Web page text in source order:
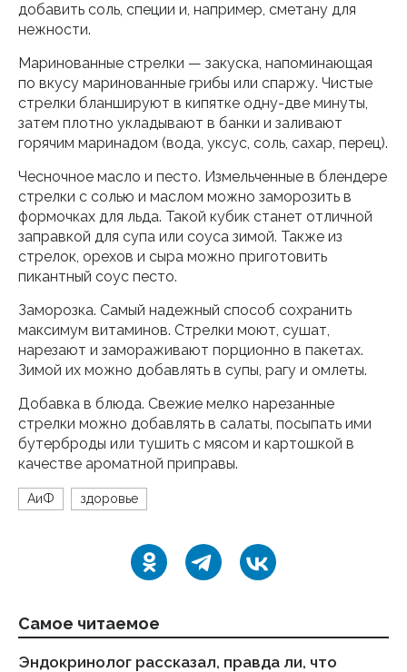
добавить соль, специи и, например, сметану для
нежности.
Маринованные стрелки — закуска, напоминающая
по вкусу маринованные грибы или спаржу. Чистые
стрелки бланшируют в кипятке одну-две минуты,
затем плотно укладывают в банки и заливают
горячим маринадом (вода, уксус, соль, сахар, перец).
Чесночное масло и песто. Измельченные в блендере
стрелки с солью и маслом можно заморозить в
формочках для льда. Такой кубик станет отличной
заправкой для супа или соуса зимой. Также из
стрелок, орехов и сыра можно приготовить
пикантный соус песто.
Заморозка. Самый надежный способ сохранить
максимум витаминов. Стрелки моют, сушат,
нарезают и замораживают порционно в пакетах.
Зимой их можно добавлять в супы, рагу и омлеты.
Добавка в блюда. Свежие мелко нарезанные
стрелки можно добавлять в салаты, посыпать ими
бутерброды или тушить с мясом и картошкой в
качестве ароматной приправы.
АиФ здоровье
Самое читаемое
Эндокринолог рассказал, правда ли, что